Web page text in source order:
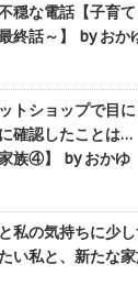
穏な電話【子育
終話～】 by おか
トショップで目
確認したことは…
族④】 by おかゆ
私の気持ちに少
い私と、新たな